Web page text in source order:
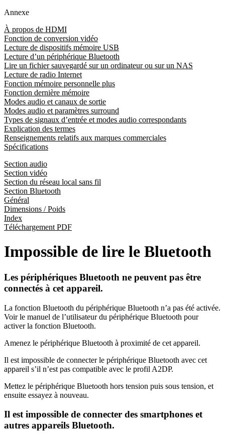
Annexe
À propos de HDMI
Fonction de conversion vidéo
Lecture de dispositifs mémoire USB
Lecture d’un périphérique Bluetooth
Lire un fichier sauvegardé sur un ordinateur ou sur un NAS
Lecture de radio Internet
Fonction mémoire personnelle plus
Fonction dernière mémoire
Modes audio et canaux de sortie
Modes audio et paramètres surround
Types de signaux d’entrée et modes audio correspondants
Explication des termes
Renseignements relatifs aux marques commerciales
Spécifications
Section audio
Section vidéo
Section du réseau local sans fil
Section Bluetooth
Général
Dimensions / Poids
Index
Téléchargement PDF
Impossible de lire le Bluetooth
Les périphériques Bluetooth ne peuvent pas être
connectés à cet appareil.
La fonction Bluetooth du périphérique Bluetooth n’a pas été activée.
Voir le manuel de l’utilisateur du périphérique Bluetooth pour
activer la fonction Bluetooth.
Amenez le périphérique Bluetooth à proximité de cet appareil.
Il est impossible de connecter le périphérique Bluetooth avec cet
appareil s’il n’est pas compatible avec le profil A2DP.
Mettez le périphérique Bluetooth hors tension puis sous tension, et
ensuite essayez à nouveau.
Il est impossible de connecter des smartphones et
autres appareils Bluetooth.